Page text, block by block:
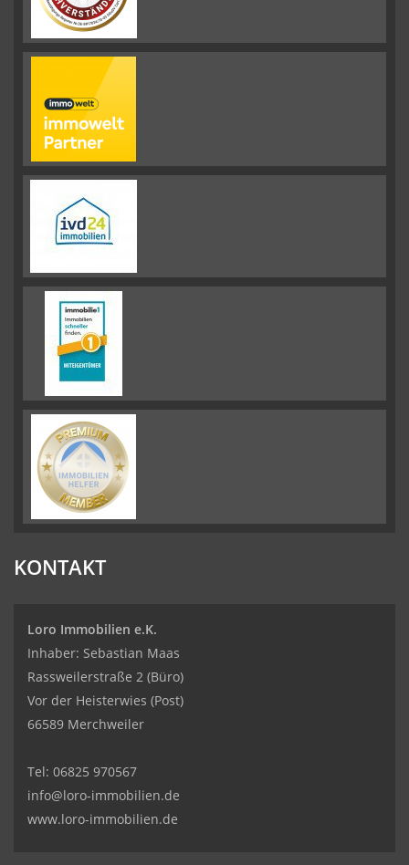
KONTAKT
Loro Immobilien e.K.
Inhaber: Sebastian Maas
Rassweilerstraße 2 (Büro)
Vor der Heisterwies (Post)
66589 Merchweiler
Tel: 06825 970567
info@loro-immobilien.de
www.loro-immobilien.de